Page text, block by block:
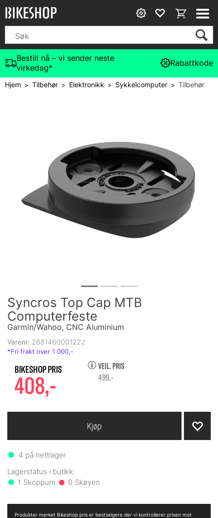
Bestill nå – vi sender neste
virkedag*
Rabattkode
Hjem>Tilbehør> Elektronikk> Sykkelcomputer>Tilbehør
Syncros Top Cap MTB
Computerfeste
Garmin/Wahoo, CNC Aluminium
Varenr: 2881460001222
408,-
VEIL. PRIS
499,-
4 på nettlager
1 0
Kjøp
Produkter merket Bikeshop pris er bestselgere der vi kontrollerer prisen mot